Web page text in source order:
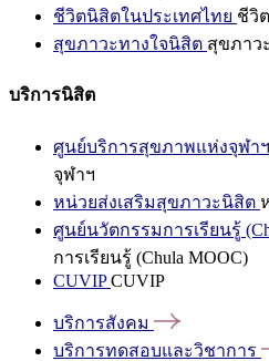
ชีวิตนิสิตในประเทศไทย ชีวิ
สุขภาวะทางใจนิสิต สุขภาว
บริการนิสิต
ศูนย์บริการสุขภาพแห่งจุฬาฯ
จุฬาฯ
หน่วยส่งเสริมสุขภาวะนิสิต
ศูนย์นวัตกรรมการเรียนรู้
การเรียนรู้ (Chula MOOC)
CUVIPCUVIP
บริการสังคม
บริการทดสอบและวิชาการ